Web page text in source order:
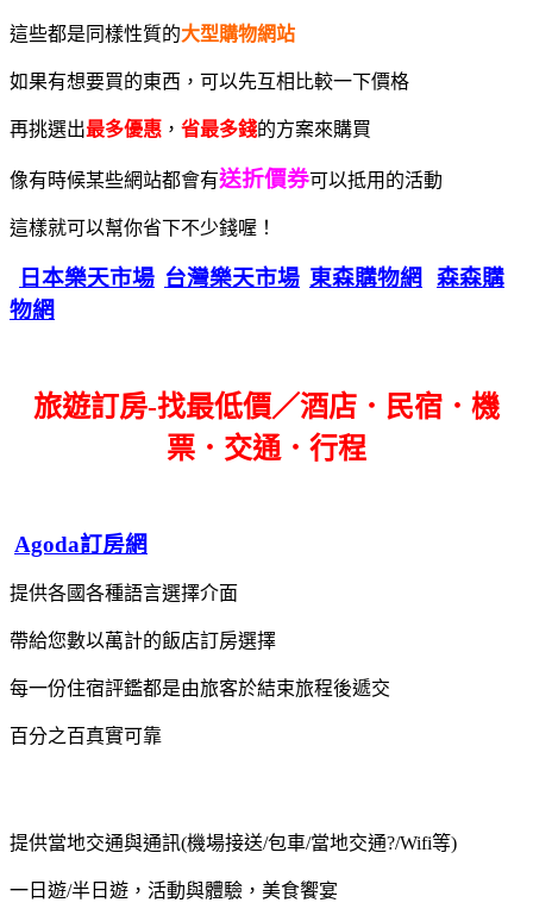
這些都是同樣性質的大型購物網站
如果有想要買的東西，可以先互相比較一下價格
再挑選出最多優惠 ， 省最多錢的方案來購買
像有時候某些網站都會有送折價券可以抵用的活動
這樣就可以幫你省下不少錢喔！
日本樂天市場 台灣樂天市場 東森購物網
森森購
物網
旅遊訂房-找最低價／酒店．民宿．機
票．交通．行程
Agoda訂房網
提供各國各種語言選擇介面
帶給您數以萬計的飯店訂房選擇
每一份住宿評鑑都是由旅客於結束旅程後遞交
百分之百真實可靠
提供當地交通與通訊(機場接送/包車/當地交通?/Wifi等)
一日遊/半日遊，活動與體驗，美食饗宴